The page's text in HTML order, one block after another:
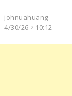
johnuahuang
4/30/26，10:12